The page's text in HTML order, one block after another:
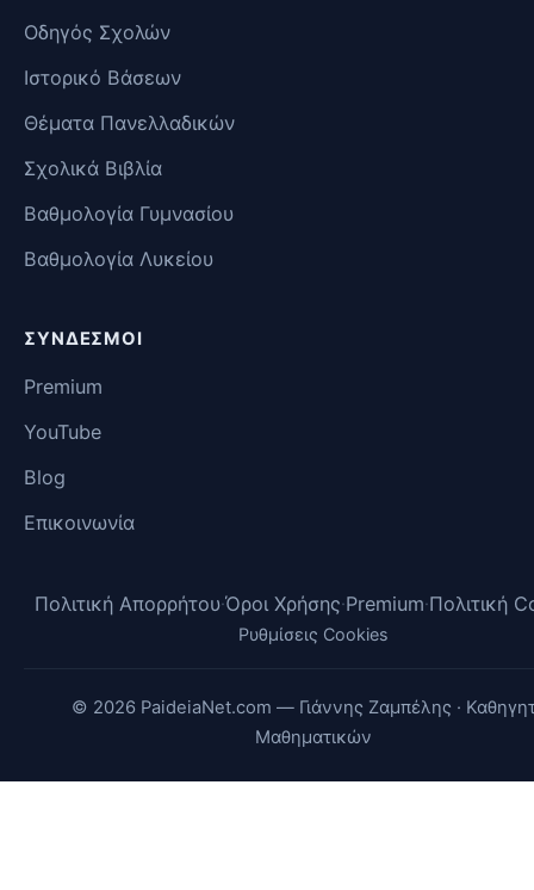
Οδηγός Σχολών
Ιστορικό Βάσεων
Θέματα Πανελλαδικών
Σχολικά Βιβλία
Βαθμολογία Γυμνασίου
Βαθμολογία Λυκείου
ΣΎΝΔΕΣΜΟΙ
Premium
YouTube
Blog
Επικοινωνία
Πολιτική Απορρήτου·Όροι Χρήσης·Premium·Πολιτική
Ρυθμίσεις Cookies
© 2026 PaideiaNet.com — Γιάννης Ζαμπέλης ·
Μαθηματικών